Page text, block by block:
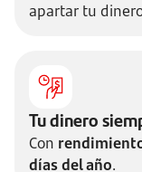
apartar tu
Tu dinero
Con
días del año.